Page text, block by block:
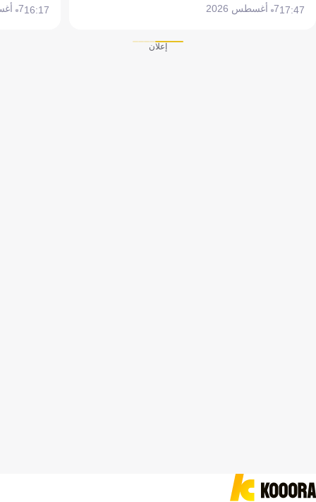
17:477 أغسطس 2026 16:177 أغسطس 2026
إعلان